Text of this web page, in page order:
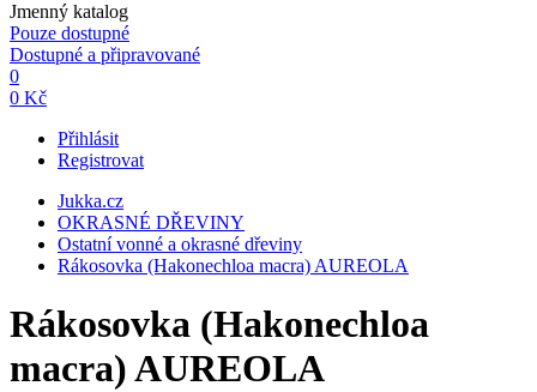
Jmenný katalog
Pouze dostupné
Dostupné a připravované
0
0 Kč
Přihlásit
Registrovat
Jukka.cz
OKRASNÉ DŘEVINY
Ostatní vonné a okrasné dřeviny
Rákosovka (Hakonechloa macra) AUREOLA
Rákosovka (Hakonechloa
macra) AUREOLA